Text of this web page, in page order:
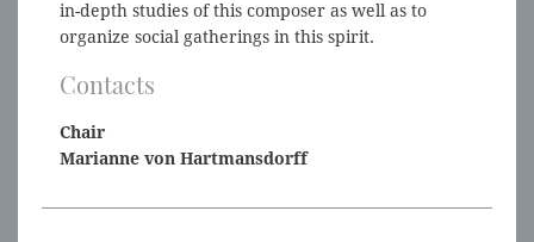
in-depth studies of this composer as well as to
organize social gatherings in this spirit.
Contacts
Chair
Marianne von Hartmansdorff